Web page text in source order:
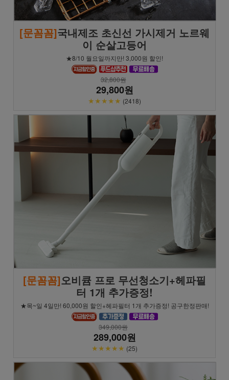
[문꼼꼼]국내제조 초신선 가시제거 노르웨
이 순살고등어
★8/10 월요일까지만! 3,000원 할인!
32,800원
29,800원
★★★★★ (2418)
[문꼼꼼]오비큠 프로 무선청소기+헤파필
터 1개 추가증정!
★목~일 4일만! 60,000원 할인+헤파필터 1개 추가증정! 공구한정판매!
349,000원
289,000원
★★★★★ (25)